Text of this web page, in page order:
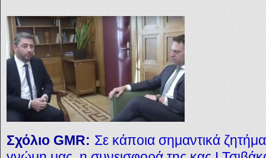
Σχόλιο GMR: Σε κάποια σημαντικά